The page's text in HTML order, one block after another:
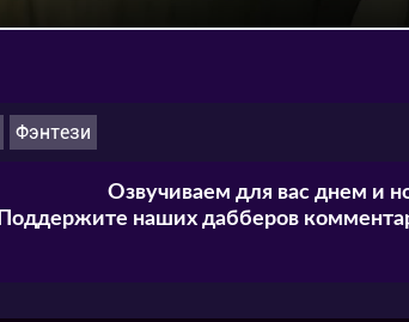
Фэнтези
Озвучиваем для вас днем и
Поддержите наших дабберов